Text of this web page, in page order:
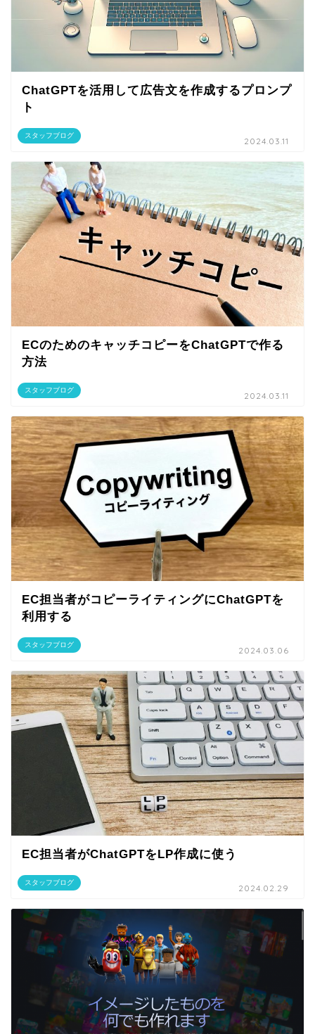
スタッフブログ
ChatGPTを活用して広告文を作成するプロンプ
ト
2024.03.11
スタッフブログ
ECのためのキャッチコピーをChatGPTで作る
方法
2024.03.11
スタッフブログ
EC担当者がコピーライティングにChatGPTを
利用する
2024.03.06
スタッフブログ
EC担当者がChatGPTをLP作成に使う
2024.02.29